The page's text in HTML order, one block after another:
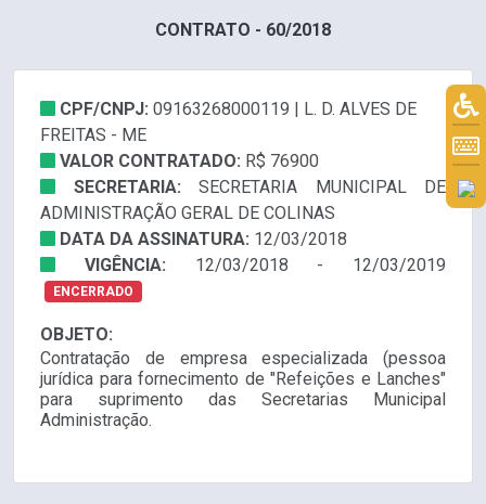
CONTRATO - 60/2018
CPF/CNPJ: 09163268000119 | L. D. ALVES DE
FREITAS - ME
VALOR CONTRATADO: R$ 76900
SECRETARIA: SECRETARIA MUNICIPAL DE
ADMINISTRAÇÃO GERAL DE COLINAS
DATA DA ASSINATURA: 12/03/2018
VIGÊNCIA: 12/03/2018 - 12/03/2019
ENCERRADO
OBJETO:
Contratação de empresa especializada (pessoa
jurídica para fornecimento de "Refeições e Lanches"
para suprimento das Secretarias Municipal
Administração.